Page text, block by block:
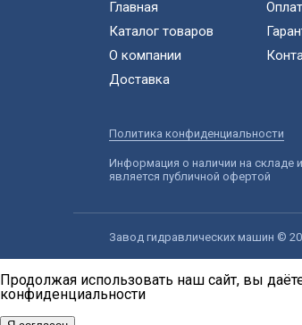
Главная
Каталог товаров
О компании
Доставка
Политика конфиденциальности
Информация о наличии на складе
является публичной офертой
Завод гидравлических машин ©
Продолжая использовать наш сайт, вы
конфиденциальности